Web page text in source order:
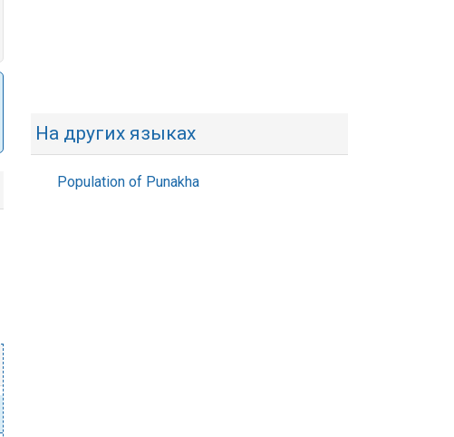
На других языках
Population of Punakha